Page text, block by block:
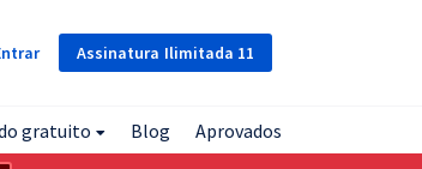
Assinatura Ilimitada 11
gratuito Blog Aprovados